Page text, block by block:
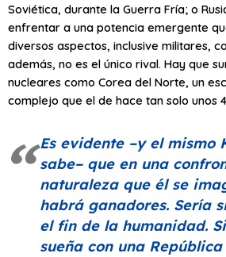
Soviética, durante la Guerra Fría; o
enfrentar a una potencia emergente
diversos aspectos, inclusive militares,
además, no es el único rival. Hay que
nucleares como Corea del Norte, un
complejo que el de hace tan solo unos
Es evidente –y el mismo
sabe– que en una
naturaleza que él se
habrá ganadores. Sería
el fin de la humanidad.
sueña con una República